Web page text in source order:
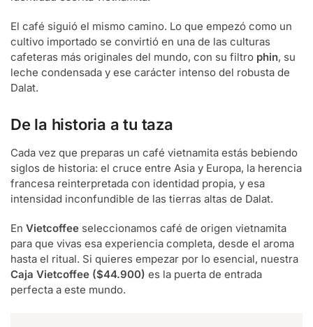
El café siguió el mismo camino. Lo que empezó como un
cultivo importado se convirtió en una de las culturas
cafeteras más originales del mundo, con su filtro phin, su
leche condensada y ese carácter intenso del robusta de
Dalat.
De la historia a tu taza
Cada vez que preparas un café vietnamita estás bebiendo
siglos de historia: el cruce entre Asia y Europa, la herencia
francesa reinterpretada con identidad propia, y esa
intensidad inconfundible de las tierras altas de Dalat.
En Vietcoffee seleccionamos café de origen vietnamita
para que vivas esa experiencia completa, desde el aroma
hasta el ritual. Si quieres empezar por lo esencial, nuestra
Caja Vietcoffee ($44.900) es la puerta de entrada
perfecta a este mundo.